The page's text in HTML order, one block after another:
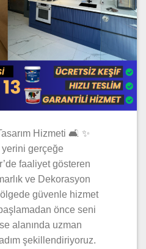
Hizmeti 🛋️ ✨
gerçeğe
faaliyet gösteren
ve Dekorasyon
güvenle hizmet
önce seni
alanında uzman
şekillendiriyoruz.